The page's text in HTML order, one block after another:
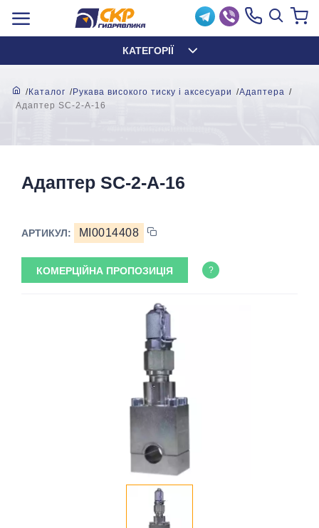
КАТЕГОРІЇ
Каталог Рукава високого тиску і аксесуари
Адаптера
Адаптер SC-2-A-16
Адаптер SC-2-A-16
АРТИКУЛ: MI0014408
КОМЕРЦІЙНА ПРОПОЗИЦІЯ ?